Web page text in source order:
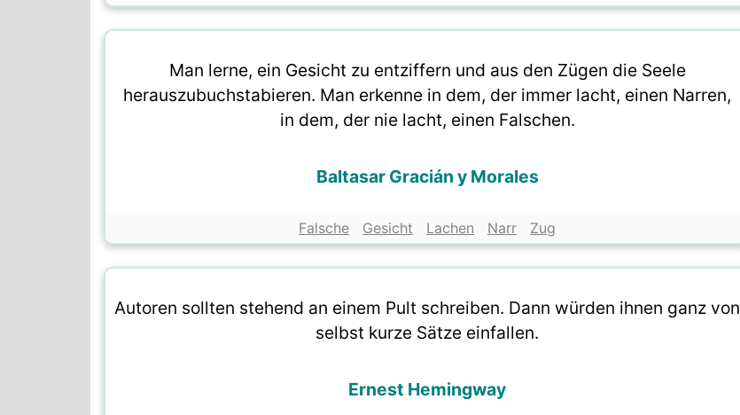
Man lerne, ein Gesicht zu entziffern und aus den Zügen die Seele
herauszubuchstabieren. Man erkenne in dem, der immer lacht, einen Narren,
in dem, der nie lacht, einen Falschen.
Baltasar Gracián y Morales
Falsche Gesicht Lachen Narr Zug
Autoren sollten stehend an einem Pult schreiben. Dann würden ihnen ganz von
selbst kurze Sätze einfallen.
Ernest Hemingway